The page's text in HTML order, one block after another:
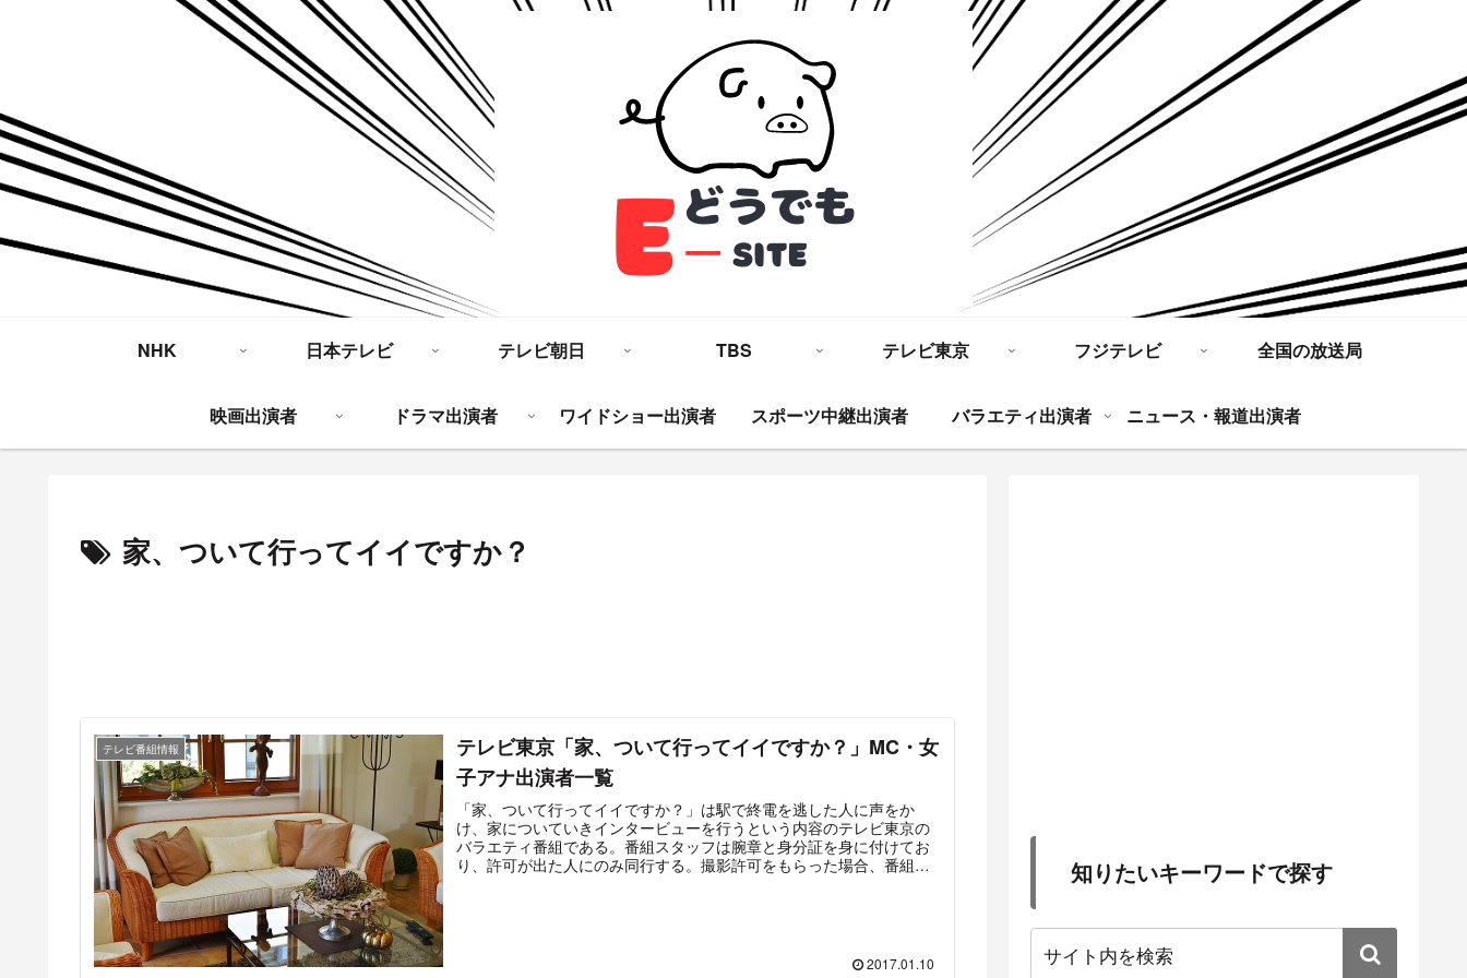
NHK 日本テレビ テレビ朝日 TBS テレビ東京 フジテレビ 全国の放送局
映画出演者 ドラマ出演者 ワイドショー出演者 スポーツ中継出演者 バラエティ出演者 ニュース・報道出演者
家、ついて行ってイイですか？
テレビ番組情報
テレビ東京「家、ついて行ってイイですか？」MC・女
子アナ出演者一覧
「家、ついて行ってイイですか？」は駅で終電を逃した人に声をか
け、家についていきインタービューを行うという内容のテレビ東京の
バラエティ番組である。番組スタッフは腕章と身分証を身に付けてお
り、許可が出た人にのみ同行する。撮影許可をもらった場合、番組ス
く、同意を得た一般人の自宅を使用している。2017年4月からは水曜
2017.01.10
知りたいキーワードで探す